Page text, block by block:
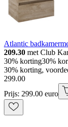
Atlantic
209.30 met Club
30% korting30%
30% korting,
299.00
Prijs: 299.00 euro